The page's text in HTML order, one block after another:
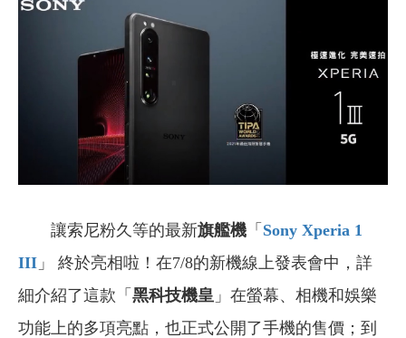
讓索尼粉久等的最新旗艦機 「 Sony Xperia 1
III 」 終於亮相啦！在7/8的新機線上發表會中，詳
細介紹了這款「 黑科技機皇 」在螢幕、相機和娛樂
功能上的多項亮點，也正式公開了手機的售價；到